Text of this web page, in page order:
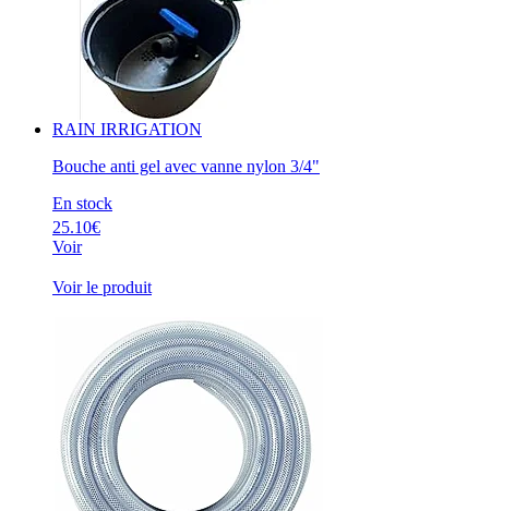
RAIN IRRIGATION
Bouche anti gel avec vanne nylon 3/4"
En stock
25.10€
Voir
Voir le produit